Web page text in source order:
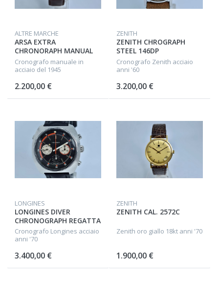
ALTRE MARCHE
ARSA EXTRA
CHRONORAPH MANUAL
Cronografo manuale in
acciaio del 1945
2.200,00 €
ZENITH
ZENITH CHROGRAPH
STEEL 146DP
Cronografo Zenith acciaio
anni '60
3.200,00 €
LONGINES
LONGINES DIVER
CHRONOGRAPH REGATTA
CAL.330 / VALJOUX 72
Cronografo Longines acciaio
anni '70
3.400,00 €
ZENITH
ZENITH CAL. 2572C
Zenith oro giallo 18kt anni '70
1.900,00 €